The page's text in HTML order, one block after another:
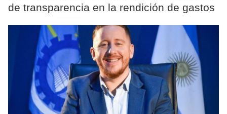
de transparencia en la rendición de gastos